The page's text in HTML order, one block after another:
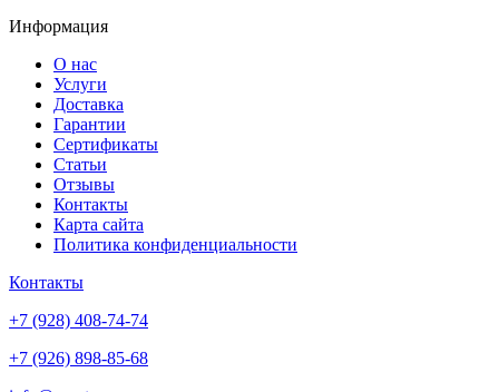
Информация
О нас
Услуги
Доставка
Гарантии
Сертификаты
Статьи
Отзывы
Контакты
Карта сайта
Политика конфиденциальности
Контакты
+7 (928) 408-74-74
+7 (926) 898-85-68